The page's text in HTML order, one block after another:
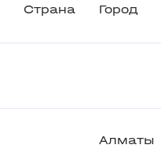
Страна Город
Алматы